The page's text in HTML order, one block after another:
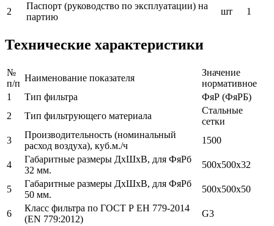
2
Паспорт (руководство по эксплуатации) на
партию
шт 1
Технические характеристики
№
п/п
Наименование показателя
Значение
нормативное
1
Тип фильтра
ФяР (ФяРБ)
2
Тип фильтрующего материала
Стальные
сетки
3
Производительность (номинальный
расход воздуха), куб.м./ч
1500
4
Габаритные размеры ДхШхВ, для ФяРб
32 мм.
500х500х32
5
Габаритные размеры ДхШхВ, для ФяРб
50 мм.
500х500х50
6
Класс фильтра по ГОСТ Р ЕН 779-2014
(EN 779:2012)
G3